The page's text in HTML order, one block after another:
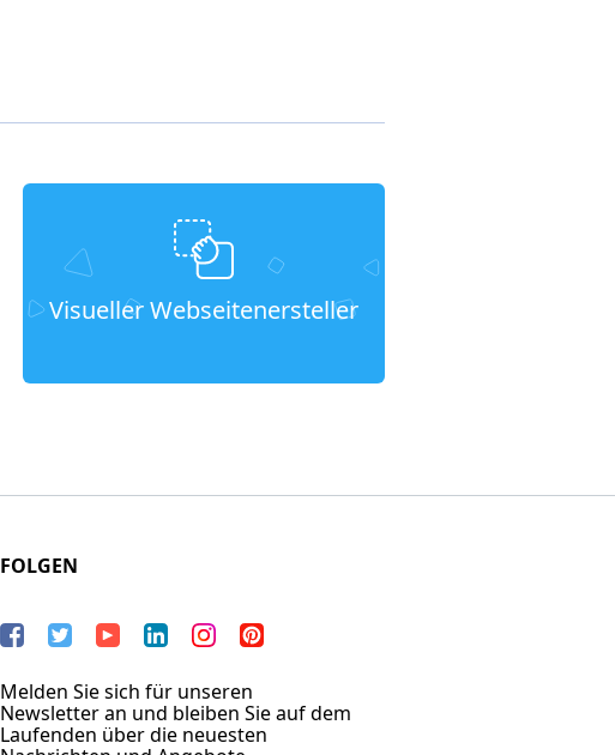
Visueller Webseitenersteller
FOLGEN
Melden Sie sich für unseren
Newsletter an und bleiben Sie auf dem
Laufenden über die neuesten